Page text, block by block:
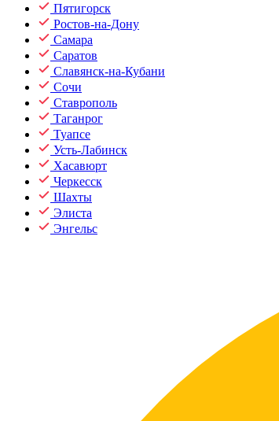
Пятигорск
Ростов-на-Дону
Самара
Саратов
Славянск-на-Кубани
Сочи
Ставрополь
Таганрог
Туапсе
Усть-Лабинск
Хасавюрт
Черкесск
Шахты
Элиста
Энгельс